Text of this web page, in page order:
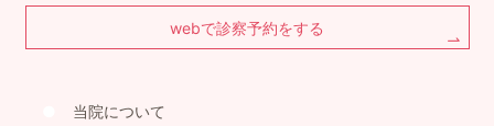
webで診察予約をする
当院について